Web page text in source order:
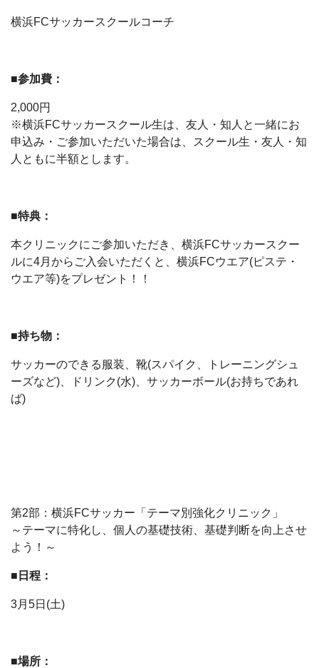
横浜FCサッカースクールコーチ
■参加費：
2,000円
※横浜FCサッカースクール生は、友人・知人と一緒にお
申込み・ご参加いただいた場合は、スクール生・友人・知
人ともに半額とします。
■特典：
本クリニックにご参加いただき、横浜FCサッカースクー
ルに4月からご入会いただくと、横浜FCウエア(ピステ・
ウエア等)をプレゼント！！
■持ち物：
サッカーのできる服装、靴(スパイク、トレーニングシュ
ーズなど)、ドリンク(水)、サッカーボール(お持ちであれ
ば)
第2部：横浜FCサッカー「テーマ別強化クリニック」
～テーマに特化し、個人の基礎技術、基礎判断を向上させ
よう！～
■日程：
3月5日(土)
■場所：